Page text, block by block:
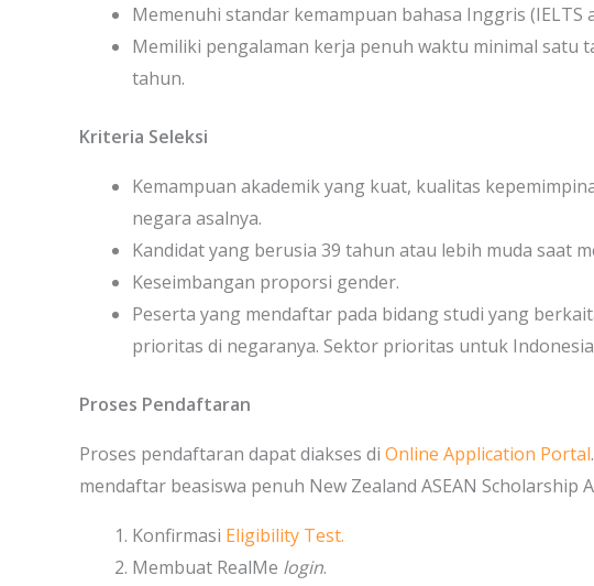
Memenuhi standar kemampuan bahasa Inggris (IELTS
Memiliki pengalaman kerja penuh waktu minimal satu
tahun.
Kriteria Seleksi
Kemampuan akademik yang kuat, kualitas
negara asalnya.
Kandidat yang berusia 39 tahun atau lebih muda saat
Keseimbangan proporsi gender.
Peserta yang mendaftar pada bidang studi yang
prioritas di negaranya. Sektor prioritas untuk
Proses Pendaftaran
Proses pendaftaran dapat diakses di Online Application Portal
mendaftar beasiswa penuh New Zealand ASEAN Scholarship
Konfirmasi Eligibility Test.
Membuat RealMe login.